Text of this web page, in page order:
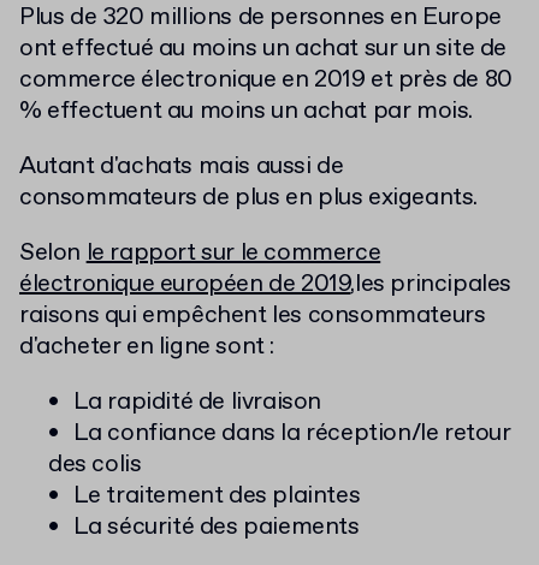
Plus de 320 millions de personnes en Europe
ont effectué au moins un achat sur un site de
commerce électronique en 2019 et près de 80
% effectuent au moins un achat par mois.
Autant d'achats mais aussi de
consommateurs de plus en plus exigeants.
Selonle rapport sur le commerce
électronique européen de 2019,les principales
raisons qui empêchent les consommateurs
d'acheter en ligne sont :
La rapidité de livraison
La confiance dans la réception/le retour
des colis
Le traitement des plaintes
La sécurité des paiements